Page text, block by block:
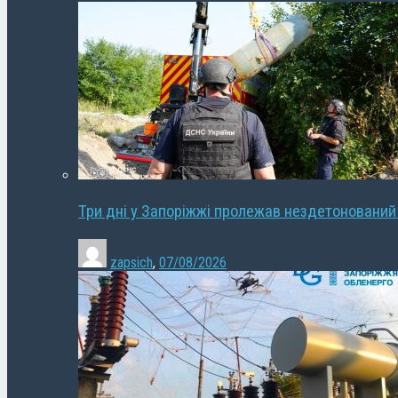
Три дні у Запоріжжі пролежав
zapsich, 07/08/2026